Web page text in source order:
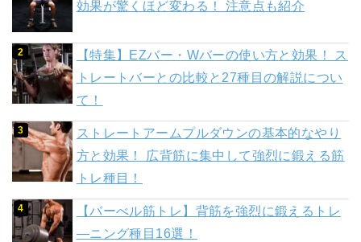
効果が驚くほど変わる！ 注意点も紹介
【特集】EZバー・Wバーの使い方と効果！ ス
トレートバーとの比較と27種目の解説につい
て！
ストレートアームプルダウンの基本的なやり
方と効果！ 広背筋に集中して強烈に鍛える筋
トレ種目！
【バーべル筋トレ】背筋を強烈に鍛えるトレ
―ニング種目16選！